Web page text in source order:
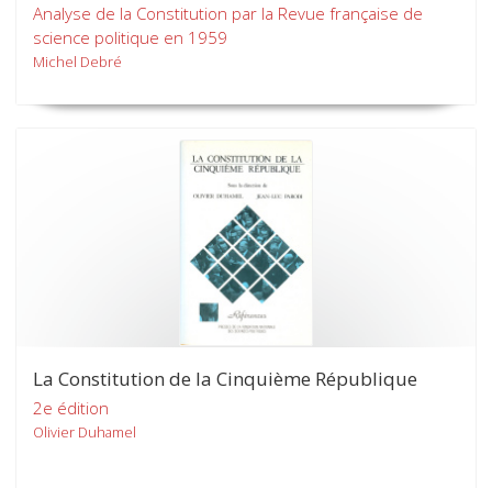
Analyse de la Constitution par la Revue française de
science politique en 1959
Michel Debré
La Constitution de la Cinquième République
2e édition
Olivier Duhamel